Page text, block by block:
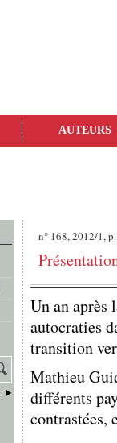
AUTEURS
n° 168, 2012/1,
Un an après
autocraties
transition
Mathieu
différents
contrastées,